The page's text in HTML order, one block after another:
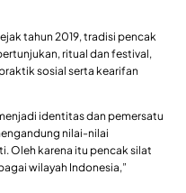
tahun 2019, tradisi pencak
ritual dan festival,
sosial serta kearifan
identitas dan pemersatu
nilai-nilai
Oleh karena itu pencak silat
wilayah Indonesia,”